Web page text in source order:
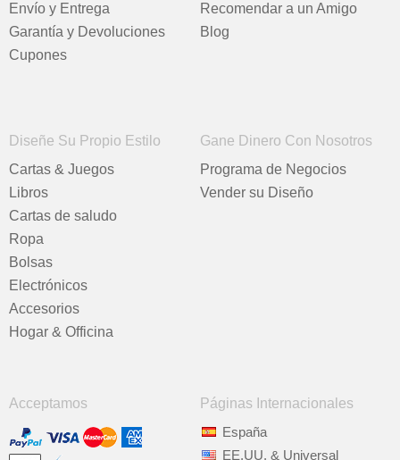
Envío y Entrega
Garantía y Devoluciones
Cupones
Recomendar a un Amigo
Blog
Diseñe Su Propio Estilo
Cartas & Juegos
Libros
Cartas de saludo
Ropa
Bolsas
Electrónicos
Accesorios
Hogar & Officina
Gane Dinero Con Nosotros
Programa de Negocios
Vender su Diseño
Acceptamos
Páginas Internacionales
España
EE.UU. & Universal